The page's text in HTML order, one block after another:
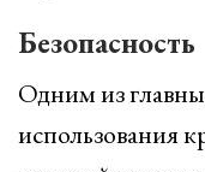
Безопасность
Одним из
использования